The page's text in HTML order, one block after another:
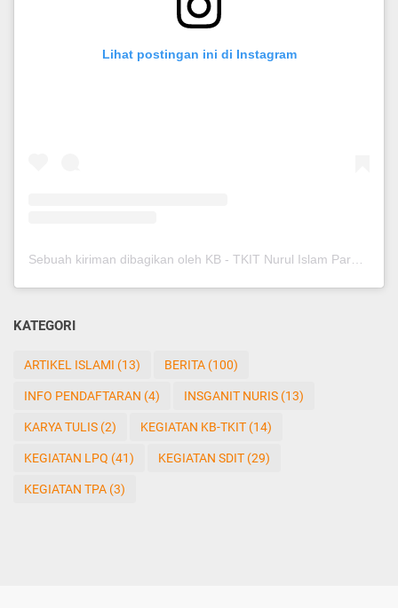
Lihat postingan ini di Instagram
KATEGORI
ARTIKEL ISLAMI (13) BERITA (100)
INFO PENDAFTARAN (4) INSGANIT NURIS (13)
KARYA TULIS (2) KEGIATAN KB-TKIT (14)
KEGIATAN LPQ (41) KEGIATAN SDIT (29)
KEGIATAN TPA (3)